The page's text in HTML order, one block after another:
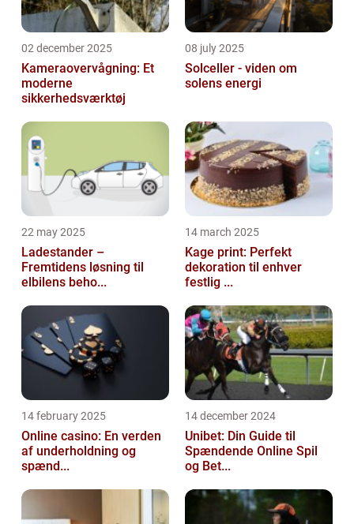
02 december 2025
Kameraovervågning: Et
moderne
sikkerhedsværktøj
08 july 2025
Solceller - viden om
solens energi
22 may 2025
Ladestander –
Fremtidens løsning til
elbilens beho...
14 march 2025
Kage print: Perfekt
dekoration til enhver
festlig ...
14 february 2025
Online casino: En verden
af underholdning og
spænd...
14 december 2024
Unibet: Din Guide til
Spændende Online Spil
og Bet...